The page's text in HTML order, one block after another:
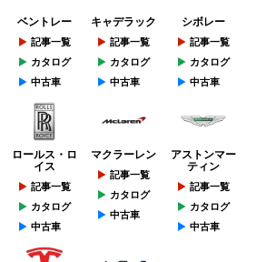
ベントレー
記事一覧
カタログ
中古車
キャデラック
記事一覧
カタログ
中古車
シボレー
記事一覧
カタログ
中古車
ロールス・ロ
イス
記事一覧
カタログ
中古車
マクラーレン
記事一覧
カタログ
中古車
アストンマー
ティン
記事一覧
カタログ
中古車